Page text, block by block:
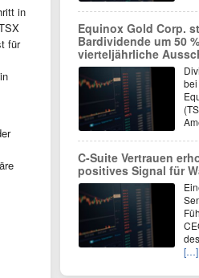
in
für
Equinox Gold Corp.
Bardividende um 50
vierteljährliche
C-Suite Vertrauen
positives Signal für
[…]